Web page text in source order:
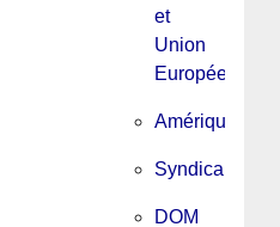
et
Union
Européenne
Amérique
Syndicalisme
DOM